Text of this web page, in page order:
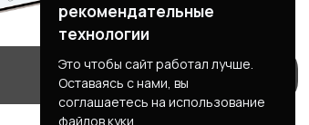
рекомендательные
технологии
Это чтобы сайт работал лучше.
Оставаясь с нами, вы
соглашаетесь на использование
файлов куки.